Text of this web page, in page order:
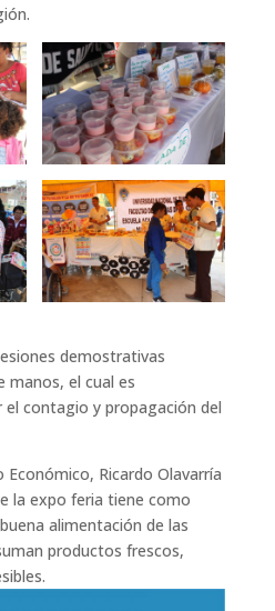
demostrativas
manos, el cual es
contagio y propagación del
Ricardo Olavarría
la expo feria tiene como
alimentación de las
productos frescos,